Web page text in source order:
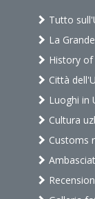
Tutto
La
History of
Città
Luoghi in
Cultura
Customs